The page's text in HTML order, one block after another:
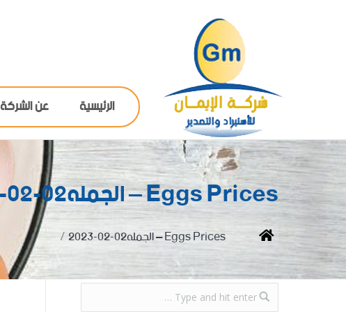
الرئيسية عن الشركة
Eggs Prices – الجمله02-02-2023
You are here:
Home Eggs Prices – الجمله02-02-2023